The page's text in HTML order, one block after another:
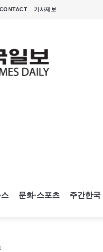
CONTACT 기사제보
문화·스포츠 주간한국